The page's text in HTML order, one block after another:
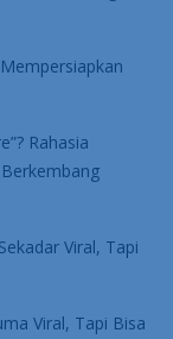
Rahasia
Viral, Tapi
Viral, Tapi Bisa